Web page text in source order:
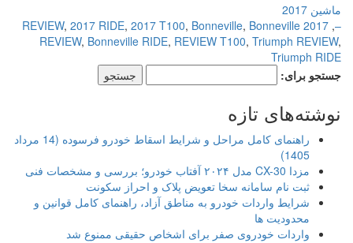
ماشین 2017
,
2017 REVIEW
,2017 RIDE,2017 T100,Bonneville,Bonneville
REVIEW,Bonneville RIDE,REVIEW T100,Triumph REVIEW
Triumph RIDE
جستجو برای:
نوشته‌های تازه
راهنمای کامل مراحل و شرایط اسقاط خودرو فرسوده (14 مرداد
1405)
مزدا CX-30 مدل ۲۰۲۴ آفتاب خودرو؛ بررسی و مشخصات فنی
ثبت نام سامانه سخا تعویض پلاک و احراز سکونت
شرایط واردات خودرو به مناطق آزاد، راهنمای کامل قوانین و
محدودیت ها
واردات خودروی صفر برای اشخاص حقیقی ممنوع شد